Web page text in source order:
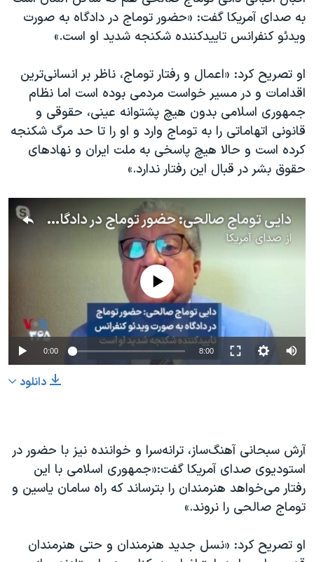
به صدای آمریکا گفت: «حضور توماج در دادگاه به صورت
ویدئو کنفرانس تاییدکننده شکنجه شدید او است.»
او تصریح کرد: «اعمال و رفتار توماج، ناظر بر انسانی‌ترین
اقدامات و در مسیر خواست مردمی بوده است اما نظام
جمهوری اسلامی بدون هیچ پشتوانه عینی، حقوقی و
قانونی اتهاماتی را به توماج وارد و او را تا حد مرگ شکنجه
کرده است و حالا هیچ پاسخی به ملت ایران و نهادهای
حقوق بشر در قبال این رفتار ندارد.»
دایی توماج صالحی: حضور توماج در دادگاه به صورت ویدئو کنفرانس تاییدکننده شکنجه شدید او است
ازصدای آمریکا
No media source currently available
0:00 8:00
دانلود
آرش سبحانی آهنگ‌ساز، ترانه‌سرا و خواننده نیز با حضور در
استودیوی صدای آمریکا گفت:«جمهوری اسلامی با این
رفتار می‌خواهد هنرمندان را بترساند که راه سامان یاسین و
توماج صالحی را نروند.»
او تصریح کرد: «نسل جدید هنرمندان و حتی هنرمندان